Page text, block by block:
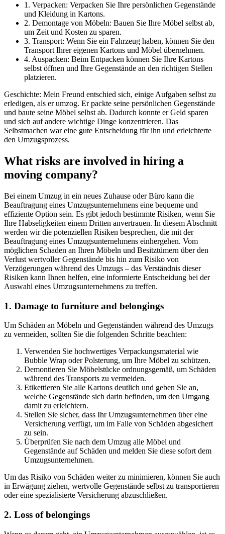
1. Verpacken: Verpacken Sie Ihre persönlichen Gegenstände
und Kleidung in Kartons.
2. Demontage von Möbeln: Bauen Sie Ihre Möbel selbst ab,
um Zeit und Kosten zu sparen.
3. Transport: Wenn Sie ein Fahrzeug haben, können Sie den
Transport Ihrer eigenen Kartons und Möbel übernehmen.
4. Auspacken: Beim Entpacken können Sie Ihre Kartons
selbst öffnen und Ihre Gegenstände an den richtigen Stellen
platzieren.
Geschichte: Mein Freund entschied sich, einige Aufgaben selbst zu
erledigen, als er umzog. Er packte seine persönlichen Gegenstände
und baute seine Möbel selbst ab. Dadurch konnte er Geld sparen
und sich auf andere wichtige Dinge konzentrieren. Das
Selbstmachen war eine gute Entscheidung für ihn und erleichterte
den Umzugsprozess.
What risks are involved in hiring a
moving company?
Bei einem Umzug in ein neues Zuhause oder Büro kann die
Beauftragung eines Umzugsunternehmens eine bequeme und
effiziente Option sein. Es gibt jedoch bestimmte Risiken, wenn Sie
Ihre Habseligkeiten einem Dritten anvertrauen. In diesem Abschnitt
werden wir die potenziellen Risiken besprechen, die mit der
Beauftragung eines Umzugsunternehmens einhergehen. Vom
möglichen Schaden an Ihren Möbeln und Besitztümern über den
Verlust wertvoller Gegenstände bis hin zum Risiko von
Verzögerungen während des Umzugs – das Verständnis dieser
Risiken kann Ihnen helfen, eine informierte Entscheidung bei der
Auswahl eines Umzugsunternehmens zu treffen.
1. Damage to furniture and belongings
Um Schäden an Möbeln und Gegenständen während des Umzugs
zu vermeiden, sollten Sie die folgenden Schritte beachten:
Verwenden Sie hochwertiges Verpackungsmaterial wie
Bubble Wrap oder Polsterung, um Ihre Möbel zu schützen.
Demontieren Sie Möbelstücke ordnungsgemäß, um Schäden
während des Transports zu vermeiden.
Etikettieren Sie alle Kartons deutlich und geben Sie an,
welche Gegenstände sich darin befinden, um den Umgang
damit zu erleichtern.
Stellen Sie sicher, dass Ihr Umzugsunternehmen über eine
Versicherung verfügt, um im Falle von Schäden abgesichert
zu sein.
Überprüfen Sie nach dem Umzug alle Möbel und
Gegenstände auf Schäden und melden Sie diese sofort dem
Umzugsunternehmen.
Um das Risiko von Schäden weiter zu minimieren, können Sie auch
in Erwägung ziehen, wertvolle Gegenstände selbst zu transportieren
oder eine spezialisierte Versicherung abzuschließen.
2. Loss of belongings